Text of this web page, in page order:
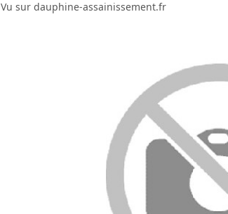
Vu sur dauphine-assainissement.fr